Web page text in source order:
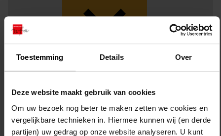
Toestemming Details Over
Deze website maakt gebruik van cookies
Om uw bezoek nog beter te maken zetten we cookies en
vergelijkbare technieken in. Hiermee kunnen wij (en derde
partijen) uw gedrag op onze website analyseren. U kunt